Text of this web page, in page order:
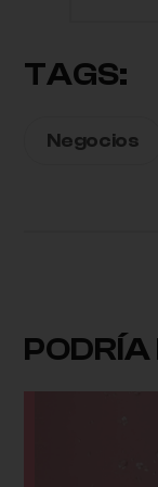
TAGS:
Negocios